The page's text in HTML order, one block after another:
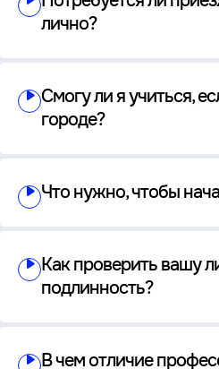
лично?
Смогу ли я учиться,
городе?
Что нужно, чтобы
Как проверить вашу
подлинность?
В чем отличие